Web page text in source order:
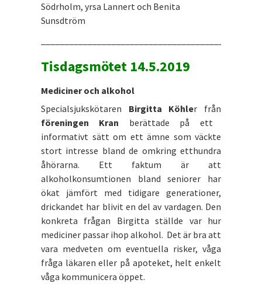
Södrholm, yrsa Lannert och Benita
Sunsdtröm
Tisdagsmötet 14.5.2019
Mediciner och alkohol
Specialsjukskötaren Birgitta Köhler från
föreningen Kran berättade på ett
informativt sätt om ett ämne som väckte
stort intresse bland de omkring etthundra
åhörarna. Ett faktum är att
alkoholkonsumtionen bland seniorer har
ökat jämfört med tidigare generationer,
drickandet har blivit en del av vardagen. Den
konkreta frågan Birgitta ställde var hur
mediciner passar ihop alkohol. Det är bra att
vara medveten om eventuella risker, våga
fråga läkaren eller på apoteket, helt enkelt
våga kommunicera öppet.